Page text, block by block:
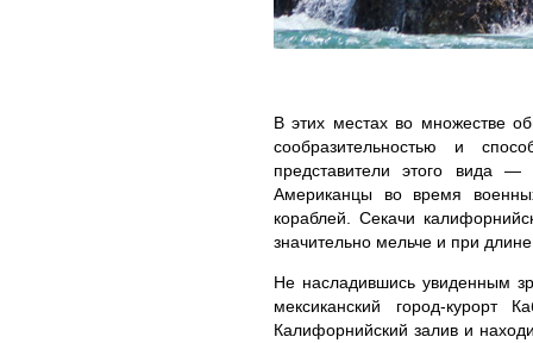
В этих местах во множестве
сообразительностью и
представители этого вида —
Американцы во время
кораблей. Секачи
значительно мельче и при
Не насладившись увиденным
мексиканский город-
Калифорнийский залив и